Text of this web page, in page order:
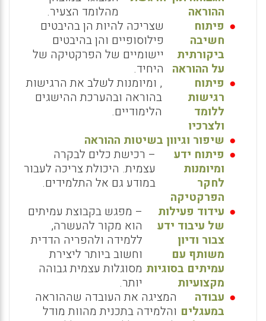
ההוראה
מהלומד הצעיר.
פיתוח
חשיבה
ביקורתית
על ההוראה
שצריכה להיות הן בהיבטים
פילוסופיים והן בהיבטים
יישומיים של הפרקטיקה של
היחיד.
פיתוח
רגישות
ללומד
ולצרכיו
, ומיומנות לשלב את הרגישות
בהוראה ובהערכת ההישגים
הלימודיים.
שיפור וגיוון בשיטות ההוראה
פיתוח ידע
ומיומנות
לחקר
הפרקטיקה
– רכישת כלים לבקרה
עצמית. היכולת צריכה לעבור
במודע גם אל התלמידים.
עידוד פעילות
של עיבוד ידע
צבור ודיון
משותף עם
עמיתים בסוגיות
מקצועיות
– מפגש בקבוצת עמיתים
הוא מקור להעשרה,
ללמידה ולהפריה הדדית
וחשוב ביותר ליצירת
מסוגלות עצמית גבוהה
יותר.
עבודה
במעגלים
המציגה את העובדה שההוראה
והלמידה בתכנית מהוות מודל